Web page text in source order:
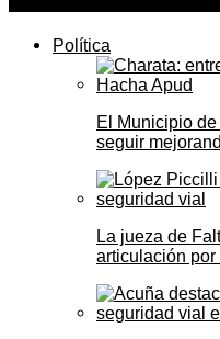
Política
El Municipio
seguir
La jueza de
articulación